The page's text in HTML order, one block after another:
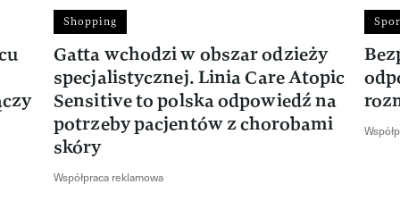
Shopping
Gatta wchodzi w obszar odzieży
specjalistycznej. Linia Care Atopic
Sensitive to polska odpowiedź na
potrzeby pacjentów z chorobami
skóry
Współpraca reklamowa